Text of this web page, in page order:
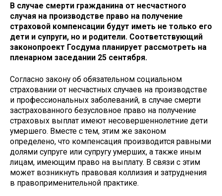
В случае смерти гражданина от несчастного
случая на производстве право на получение
страховой компенсации будут иметь не только его
дети и супруги, но и родители. Соответствующий
законопроект Госдума планирует рассмотреть на
пленарном заседании 25 сентября.
Согласно закону об обязательном социальном
страховании от несчастных случаев на производстве
и профессиональных заболеваний, в случае смерти
застрахованного безусловное право на получение
страховых выплат имеют несовершеннолетние дети
умершего. Вместе с тем, этим же законом
определено, что компенсация производится равными
долями супруге или супругу умерших, а также иным
лицам, имеющим право на выплату. В связи с этим
может возникнуть правовая коллизия и затруднения
в правоприменительной практике.